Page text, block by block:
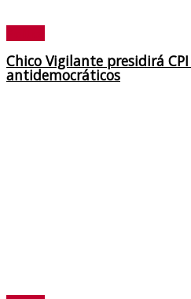
Chico Vigilante presidirá
antidemocráticos